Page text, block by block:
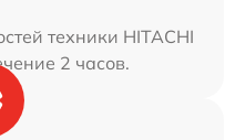
техники HITACHI
2 часов.